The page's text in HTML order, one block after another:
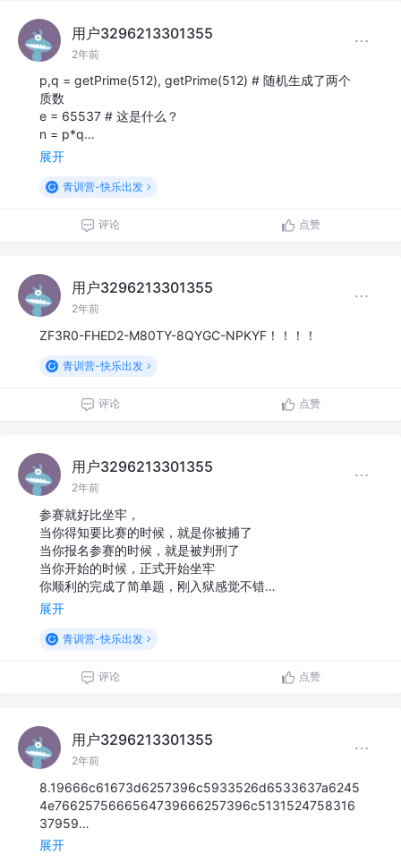
用户3296213301355
2年前
p,q = getPrime(512), getPrime(512) # 随机生成了两个
质数
e = 65537 # 这是什么？
n = p*q…
展开
青训营-快乐出发
评论 点赞
用户3296213301355
2年前
ZF3R0-FHED2-M80TY-8QYGC-NPKYF！！！！
青训营-快乐出发
评论 点赞
用户3296213301355
2年前
参赛就好比坐牢，
当你得知要比赛的时候，就是你被捕了
当你报名参赛的时候，就是被判刑了
当你开始的时候，正式开始坐牢
你顺利的完成了简单题，刚入狱感觉不错…
展开
青训营-快乐出发
评论 点赞
用户3296213301355
2年前
8.19666c61673d6257396c5933526d6533637a6245
4e7662575666564739666257396c5131524758316
37959…
展开